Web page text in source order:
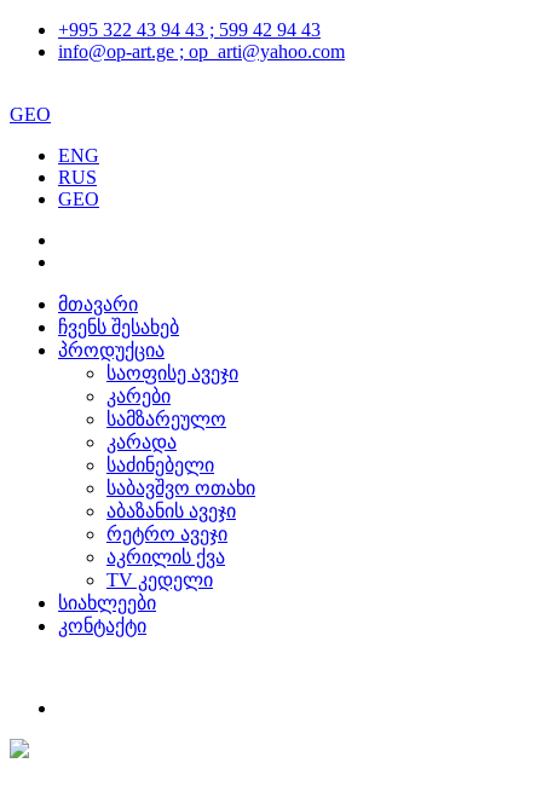
+995 322 43 94 43 ; 599 42 94 43
info@op-art.ge ; op_arti@yahoo.com
GEO
ENG
RUS
GEO
მთავარი
ჩვენს შესახებ
პროდუქცია
საოფისე ავეჯი
კარები
სამზარეულო
კარადა
საძინებელი
საბავშვო ოთახი
აბაზანის ავეჯი
რეტრო ავეჯი
აკრილის ქვა
TV კედელი
სიახლეები
კონტაქტი